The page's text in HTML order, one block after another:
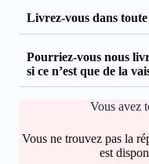
Livrez-vous dans
Pourriez-vous nous
si ce n’est que de la
Vous avez
Vous ne trouvez pas la
est